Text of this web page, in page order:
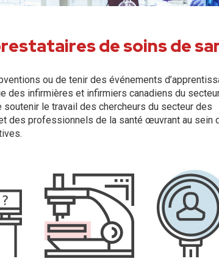
de soins de
ou de tenir des événements
des infirmières et infirmiers canadiens du
soutenir le travail des chercheurs du secteur des
des professionnels de la santé œuvrant au sein